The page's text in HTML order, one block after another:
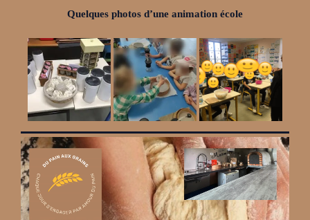
Quelques photos d’une animation école